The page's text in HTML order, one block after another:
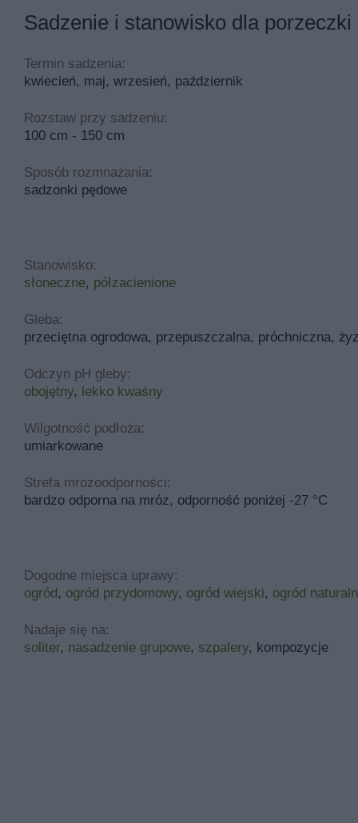
Sadzenie i stanowisko dla porzeczki
Termin sadzenia:
kwiecień, maj, wrzesień, październik
Rozstaw przy sadzeniu:
100 cm - 150 cm
Sposób rozmnażania:
sadzonki pędowe
Stanowisko:
słoneczne, półzacienione
Gleba:
przeciętna ogrodowa, przepuszczalna, próchniczna,
Odczyn pH gleby:
obojętny, lekko kwaśny
Wilgotność podłoża:
umiarkowane
Strefa mrozoodporności:
bardzo odporna na mróz, odporność poniżej -27 °C
Dogodne miejsca uprawy:
ogród, ogród przydomowy, ogród wiejski, ogród
Nadaje się na:
soliter, nasadzenie grupowe, szpalery, kompozycje